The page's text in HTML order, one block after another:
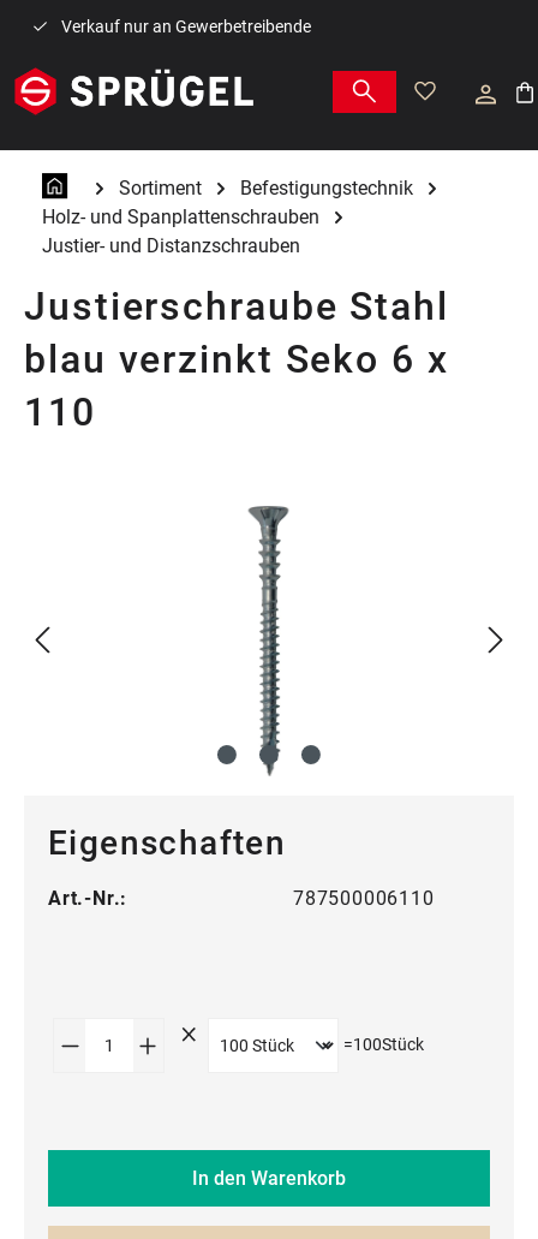
Zum Hauptinhalt springen
Verkauf nur an Gewerbetreibende
Sortiment
Befestigungstechnik
Holz- und Spanplattenschrauben
Justier- und Distanzschrauben
Justierschraube Stahl
blau verzinkt Seko 6 x
110
Eigenschaften
Art.-Nr.: 787500006110
Produkt Anzahl: Gib den gewünschten
=100Stück
In den Warenkorb